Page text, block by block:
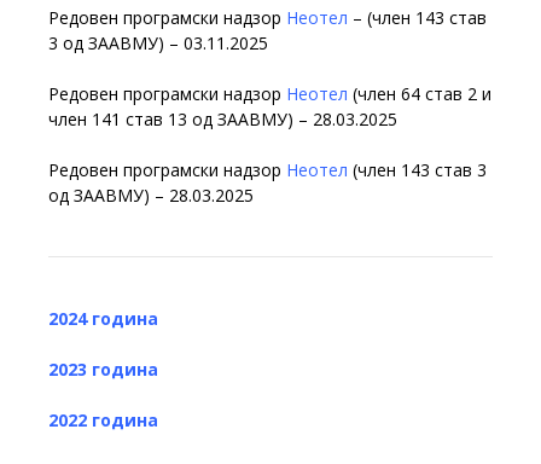
Редовен програмски надзор Неотел – (член 143 став
3 од ЗААВМУ) – 03.11.2025
Редовен програмски надзор Неотел (член 64 став 2 и
член 141 став 13 од ЗААВМУ) – 28.03.2025
Редовен програмски надзор Неотел (член 143 став 3
од ЗААВМУ) – 28.03.2025
2024 година
2023 година
2022 година